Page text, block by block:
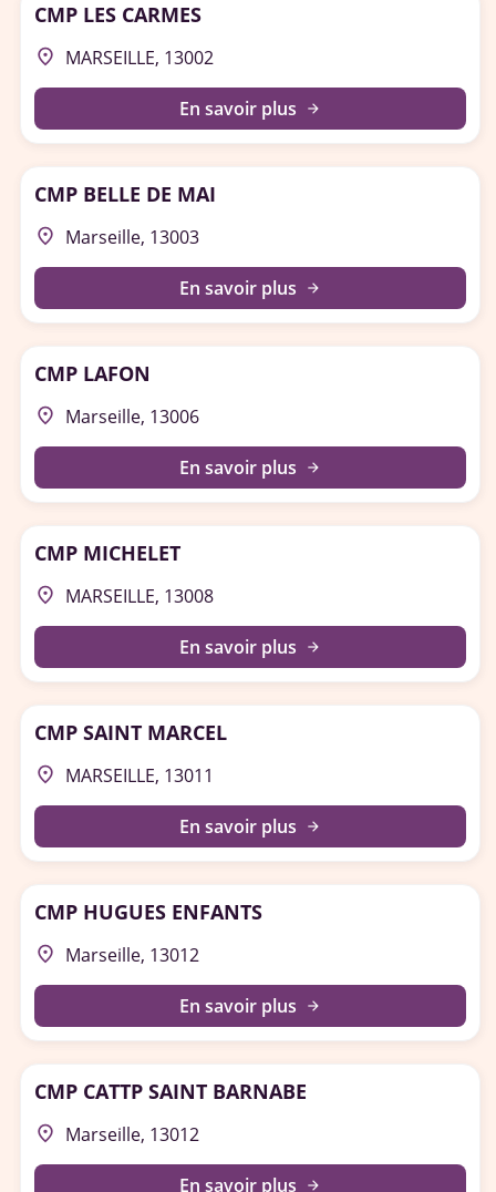
CMP LES CARMES
place MARSEILLE, 13002
En savoir plus arrow_forward
CMP BELLE DE MAI
place Marseille, 13003
En savoir plus arrow_forward
CMP LAFON
place Marseille, 13006
En savoir plus arrow_forward
CMP MICHELET
place MARSEILLE, 13008
En savoir plus arrow_forward
CMP SAINT MARCEL
place MARSEILLE, 13011
En savoir plus arrow_forward
CMP HUGUES ENFANTS
place Marseille, 13012
En savoir plus arrow_forward
CMP CATTP SAINT BARNABE
place Marseille, 13012
En savoir plus arrow_forward